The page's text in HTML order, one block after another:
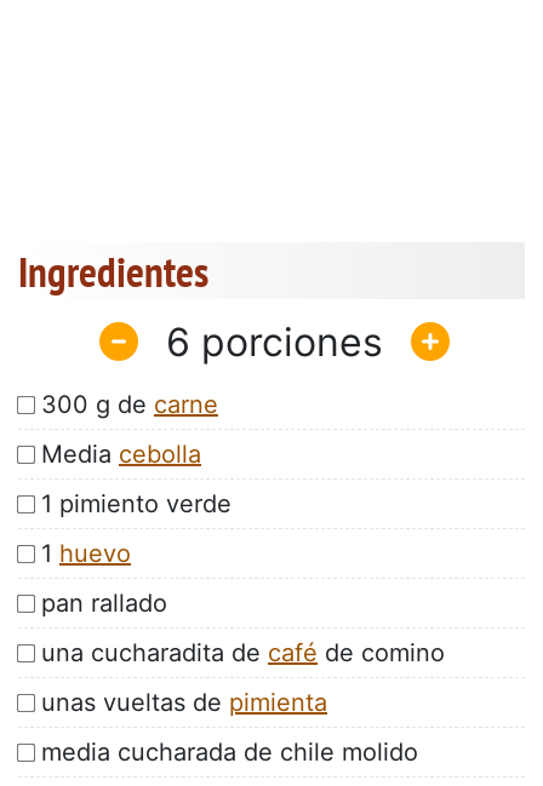
Ingredientes
6
300 g de carne
Media cebolla
1 pimiento verde
1 huevo
pan rallado
una cucharadita de café de comino
unas vueltas de pimienta
media cucharada de chile molido